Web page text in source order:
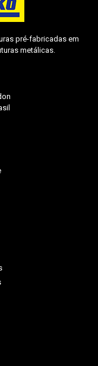
pré-fabricadas em
metálicas.